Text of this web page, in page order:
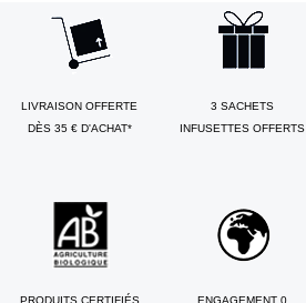
LIVRAISON OFFERTE
DÈS 35 € D'ACHAT*
3 SACHETS
INFUSETTES OFFERTS